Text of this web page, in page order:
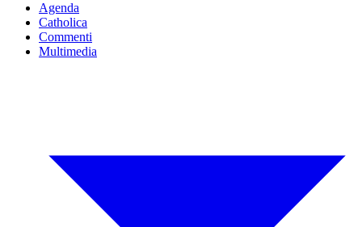
Agenda
Catholica
Commenti
Multimedia